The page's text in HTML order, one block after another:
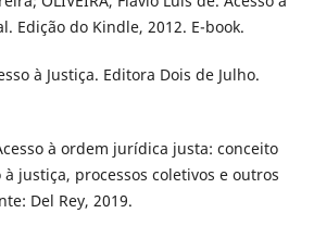
Edição do Kindle, 2012. E-book.
à Justiça. Editora Dois de Julho.
à ordem jurídica justa: conceito
justiça, processos coletivos e outros
Del Rey, 2019.